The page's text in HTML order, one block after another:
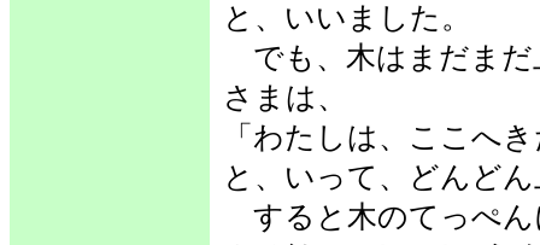
と、いいました。
でも、木はまだまだ
さまは、
「わたしは、ここへ
と、いって、どんど
すると木のてっぺん